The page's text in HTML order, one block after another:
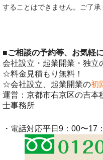
することはできません。ご了承
■ご相談の予約等、お気軽
会社設立・起業開業・独立
☆料金見積もり無料！
☆会社設立、起業開業の初
運営：京都市右京区の吉本
士事務所
・電話対応平日9：00〜17